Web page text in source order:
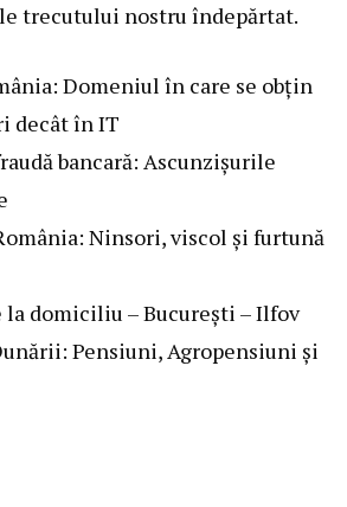
trecutului nostru îndepărtat.
Domeniul în care se obțin
decât în IT
bancară: Ascunzișurile
Ninsori, viscol și furtună
la domiciliu – București – Ilfov
Pensiuni, Agropensiuni și